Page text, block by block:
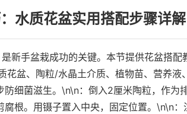
水质花盆实用搭配步骤详解
新手盆栽成功的关键。本节提供花盆搭
花盆、陶粒/水晶土介质、植物苗、营养
防细菌滋生。\n\n：倒入2厘米陶粒，作为
腐根。用镊子置入中央，固定位置。\n\n